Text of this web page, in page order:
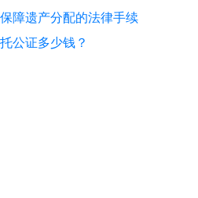
障遗产分配的法律手续
公证多少钱？